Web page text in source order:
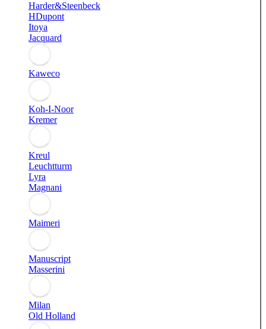
Harder&Steenbeck
HDupont
Itoya
Jacquard
Kaweco
Koh-I-Noor
Kremer
Kreul
Leuchtturm
Lyra
Magnani
Maimeri
Manuscript
Masserini
Milan
Old Holland